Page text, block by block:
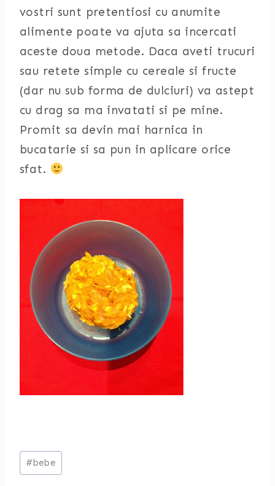
vostri sunt pretentiosi cu anumite
alimente poate va ajuta sa incercati
aceste doua metode. Daca aveti trucuri
sau retete simple cu cereale si fructe
(dar nu sub forma de dulciuri) va astept
cu drag sa ma invatati si pe mine.
Promit sa devin mai harnica in
bucatarie si sa pun in aplicare orice
sfat.
Post
Tags:
#bebe